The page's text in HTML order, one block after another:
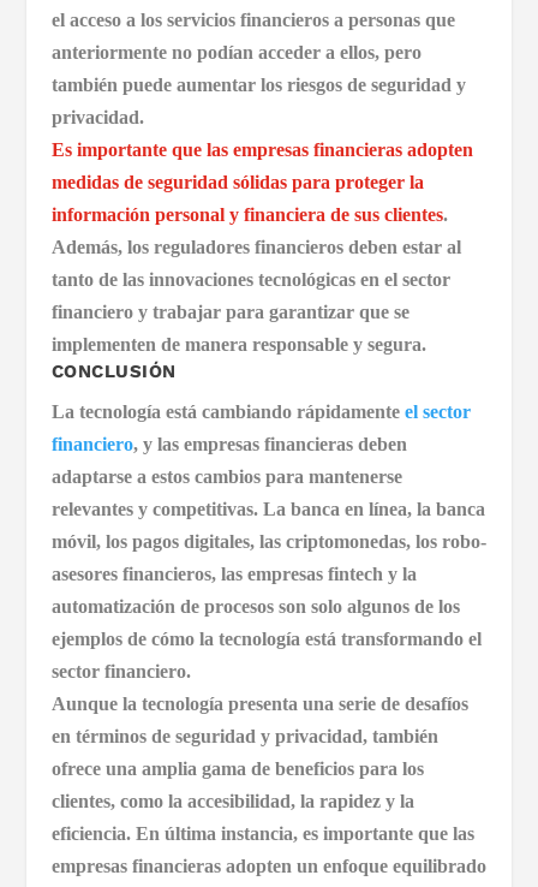
el acceso a los servicios financieros a personas que
anteriormente no podían acceder a ellos, pero
también puede aumentar los riesgos de seguridad y
privacidad.
Es importante que las empresas financieras adopten
medidas de seguridad sólidas para proteger la
información personal y financiera de sus clientes.
Además, los reguladores financieros deben estar al
tanto de las innovaciones tecnológicas en el sector
financiero y trabajar para garantizar que se
implementen de manera responsable y segura.
CONCLUSIÓN
La tecnología está cambiando rápidamente el sector
financiero, y las empresas financieras deben
adaptarse a estos cambios para mantenerse
relevantes y competitivas. La banca en línea, la banca
móvil, los pagos digitales, las criptomonedas, los robo-
asesores financieros, las empresas fintech y la
automatización de procesos son solo algunos de los
ejemplos de cómo la tecnología está transformando el
sector financiero.
Aunque la tecnología presenta una serie de desafíos
en términos de seguridad y privacidad, también
ofrece una amplia gama de beneficios para los
clientes, como la accesibilidad, la rapidez y la
eficiencia. En última instancia, es importante que las
empresas financieras adopten un enfoque equilibrado